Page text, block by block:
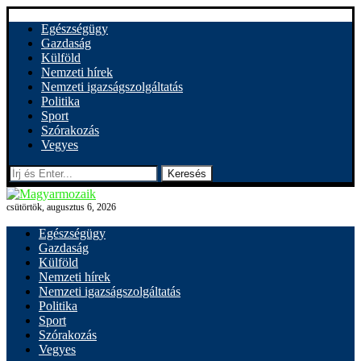
Egészségügy
Gazdaság
Külföld
Nemzeti hírek
Nemzeti igazságszolgáltatás
Politika
Sport
Szórakozás
Vegyes
Keresés
csütörtök, augusztus 6, 2026
Egészségügy
Gazdaság
Külföld
Nemzeti hírek
Nemzeti igazságszolgáltatás
Politika
Sport
Szórakozás
Vegyes